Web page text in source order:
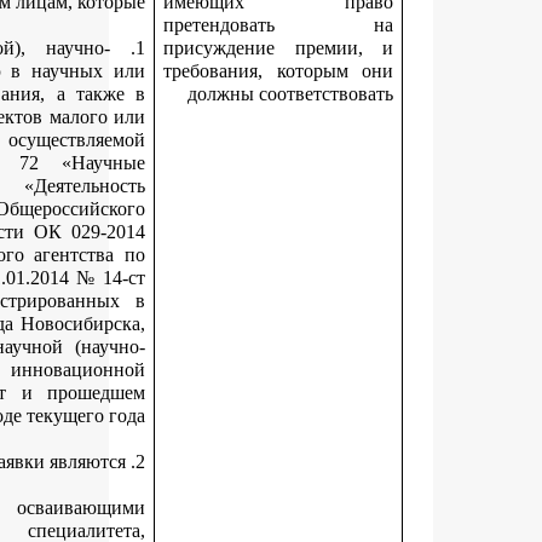
1. Занимаются научной (научно-исследовательской), научно-
технической или инновационной деятельностью в
образовательных организациях высшего образования, а
организациях, включенных в единый реестр субъектов
среднего предпринимательства, один из видов
деятельности которых относится к классу 72
исследования и разработки» раздела М
профессиональная, научная и техническая»
классификатора видов экономической деятельности ОК 029-
(КДЕС Ред. 2), принятого приказом Федерального
техническому регулированию и метрологии от 31.01.2014 №
(далее – инновационная организация),
качестве юридического лица на территории города
достигнувшим значимых результатов в сфере научной
исследовательской), научно-технической или
деятельности в течение двух предыдущих лет и
студентами (курсантами) – лицами,
образовательные программы бакалавриата,